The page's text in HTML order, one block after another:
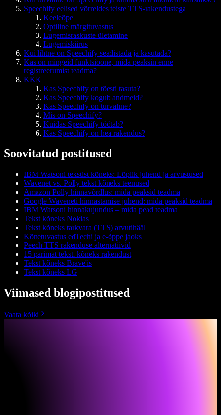
Speechify eelised võrreldes teiste TTS-rakendustega
Keeleõpe
Optiline märgituvastus
Lugemisraskuste ületamine
Lugemiskiirus
Kui lihtne on Speechify seadistada ja kasutada?
Kas on mingeid funktsioone, mida peaksin enne
registreerumist teadma?
KKK
Kas Speechify on tõesti tasuta?
Kas Speechify kogub andmeid?
Kas Speechify on turvaline?
Mis on Speechify?
Kuidas Speechify töötab?
Kas Speechify on hea rakendus?
Soovitatud postitused
IBM Watsoni tekstist kõneks: Lõplik juhend ja arvustused
Wavenet vs. Polly tekst kõneks teenused
Amazon Polly hinnavõrdlus: mida peaksid teadma
Google Waveneti hinnastamise juhend: mida peaksid teadma
IBM Watsoni hinnakujundus – mida pead teadma
Tekst kõneks Nokias
Tekst kõneks tarkvara (TTS) arvutihääl
Kõnetuvastus edTechi ja e-õppe jaoks
Peech TTS rakenduse alternatiivid
15 parimat teksti kõneks rakendust
Tekst kõneks Bra­ve'is
Tekst kõneks LG
Viimased blogipostitused
Vaata kõiki